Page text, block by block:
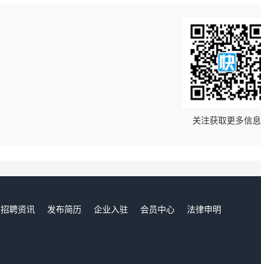
关注获取更多信息
招聘资讯 发布简历 企业入驻 会员中心
法律申明